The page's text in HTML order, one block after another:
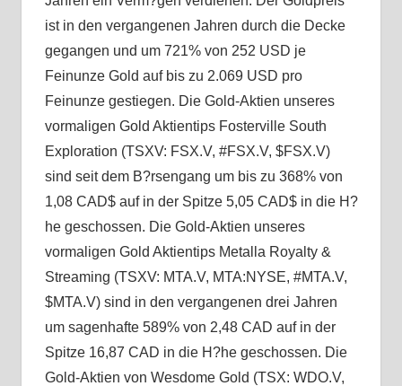
ist in den vergangenen Jahren durch die Decke
gegangen und um 721% von 252 USD je
Feinunze Gold auf bis zu 2.069 USD pro
Feinunze gestiegen. Die Gold-Aktien unseres
vormaligen Gold Aktientips Fosterville South
Exploration (TSXV: FSX.V, #FSX.V, $FSX.V)
sind seit dem B?rsengang um bis zu 368% von
1,08 CAD$ auf in der Spitze 5,05 CAD$ in die H?
he geschossen. Die Gold-Aktien unseres
vormaligen Gold Aktientips Metalla Royalty &
Streaming (TSXV: MTA.V, MTA:NYSE, #MTA.V,
$MTA.V) sind in den vergangenen drei Jahren
um sagenhafte 589% von 2,48 CAD auf in der
Spitze 16,87 CAD in die H?he geschossen. Die
Gold-Aktien von Wesdome Gold (TSX: WDO.V,